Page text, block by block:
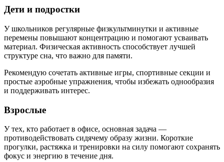
Дети и подростки
У школьников регулярные физкультминутки и активные
перемены повышают концентрацию и помогают усваивать
материал. Физическая активность способствует лучшей
структуре сна, что важно для памяти.
Рекомендую сочетать активные игры, спортивные секции и
простые аэробные упражнения, чтобы избежать однообразия
и поддерживать интерес.
Взрослые
У тех, кто работает в офисе, основная задача —
противодействовать сидячему образу жизни. Короткие
прогулки, растяжка и тренировки на силу помогают сохранять
фокус и энергию в течение дня.